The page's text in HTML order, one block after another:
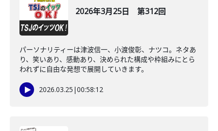
2026年3月25日 第312回
パーソナリティーは津波信一、小渡俊彰、ナツコ。ネタあ
り、笑いあり、感動あり、決められた構成や枠組みにとら
われずに自由な発想で展開していきます。
2026.03.25 |00:58:12